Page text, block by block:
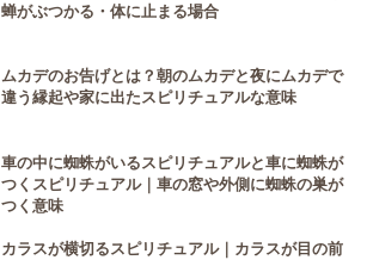
蝉がぶつかる・体に止まる場合
ムカデのお告げとは？朝のムカデと夜にムカデで
違う縁起や家に出たスピリチュアルな意味
車の中に蜘蛛がいるスピリチュアルと車に蜘蛛が
つくスピリチュアル｜車の窓や外側に蜘蛛の巣が
つく意味
カラスが横切るスピリチュアル｜カラスが目の前